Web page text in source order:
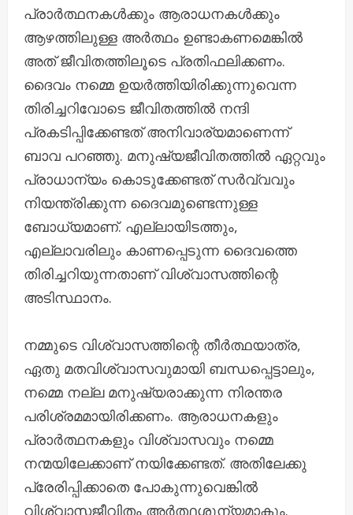
പ്രാർത്ഥനകൾക്കും ആരാധനകൾക്കും
ആഴത്തിലുള്ള അർത്ഥം ഉണ്ടാകണമെങ്കിൽ
അത് ജീവിതത്തിലൂടെ പ്രതിഫലിക്കണം.
ദൈവം നമ്മെ ഉയർത്തിയിരിക്കുന്നുവെന്ന
തിരിച്ചറിവോടെ ജീവിതത്തിൽ നന്ദി
പ്രകടിപ്പിക്കേണ്ടത് അനിവാര്യമാണെന്ന്
ബാവ പറഞ്ഞു. മനുഷ്യജീവിതത്തിൽ ഏറ്റവും
പ്രാധാന്യം കൊടുക്കേണ്ടത് സർവ്വവും
നിയന്ത്രിക്കുന്ന ദൈവമുണ്ടെന്നുള്ള
ബോധ്യമാണ്. എല്ലായിടത്തും,
എല്ലാവരിലും കാണപ്പെടുന്ന ദൈവത്തെ
തിരിച്ചറിയുന്നതാണ് വിശ്വാസത്തിന്റെ
അടിസ്ഥാനം.
നമ്മുടെ വിശ്വാസത്തിന്റെ തീർത്ഥയാത്ര,
ഏതു മതവിശ്വാസവുമായി ബന്ധപ്പെട്ടാലും,
നമ്മെ നല്ല മനുഷ്യരാക്കുന്ന നിരന്തര
പരിശ്രമമായിരിക്കണം. ആരാധനകളും
പ്രാർത്ഥനകളും വിശ്വാസവും നമ്മെ
നന്മയിലേക്കാണ് നയിക്കേണ്ടത്. അതിലേക്കു
പ്രേരിപ്പിക്കാതെ പോകുന്നുവെങ്കിൽ
വിശ്വാസജീവിതം അർത്ഥശൂന്യമാകും.